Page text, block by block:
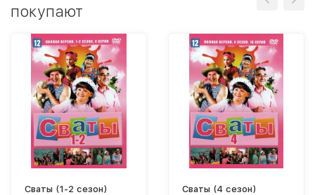
покупают
Сваты (1-2 сезон)
Сваты (4 сезон)